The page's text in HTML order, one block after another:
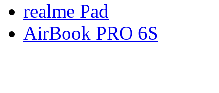
realme Pad
AirBook PRO 6S